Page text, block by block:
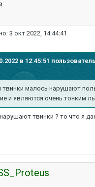
3 окт 2022, 14:44:41
в 12:45:51 пользователь
твинки малось нарушают
и являются очень тонким
твинки ? то что я